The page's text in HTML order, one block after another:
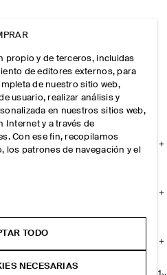
propio y de terceros, incluidas
de editores externos, para
de nuestro sitio web,
usuario, realizar análisis y
en nuestros sitios web,
Internet y a través de
Con ese fin, recopilamos
los patrones de navegación y el
TODO
NECESARIAS